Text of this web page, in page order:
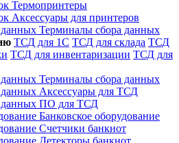
Термопринтеры
Аксессуары для принтеров
Терминалы сбора данных
ТСД для 1С ТСД для склада ТСД
ТСД для инвентаризации ТСД для
Терминалы сбора данных
Аксессуары для ТСД
ПО для ТСД
Банковское оборудование
Счетчики банкнот
Детекторы банкнот